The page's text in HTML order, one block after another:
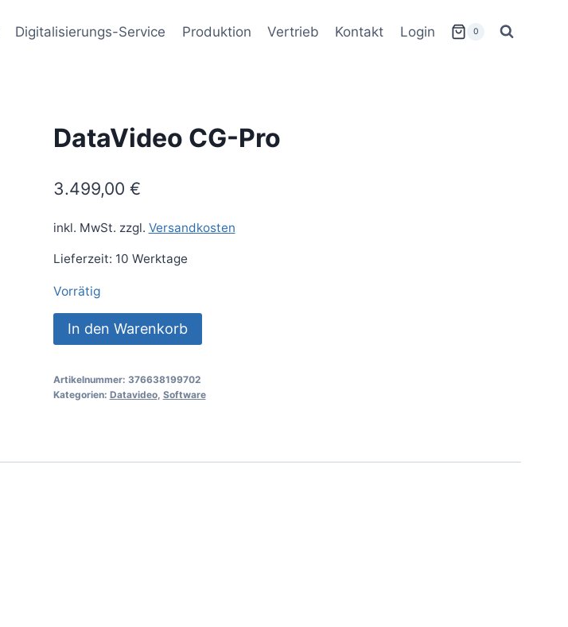
Digitalisierungs-Service Produktion Vertrieb Kontakt Login 0
DataVideo CG-Pro
3.499,00 €
inkl. MwSt. zzgl. Versandkosten
Lieferzeit: 10 Werktage
Vorrätig
DataVideo
CG-
Menge
In den Warenkorb
Artikelnummer: 376638199702
Kategorien: Datavideo, Software